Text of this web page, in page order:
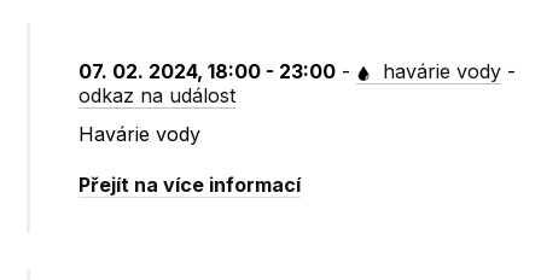
07. 02. 2024, 18:00 - 23:00 - havárie vody -
odkaz na událost
Havárie vody
Přejít na více informací